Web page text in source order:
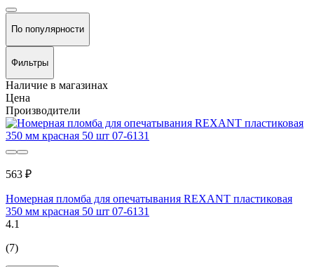
По популярности
Фильтры
Наличие в магазинах
Цена
Производители
563 ₽
Номерная пломба для опечатывания REXANT пластиковая
350 мм красная 50 шт 07-6131
4.1
(7)